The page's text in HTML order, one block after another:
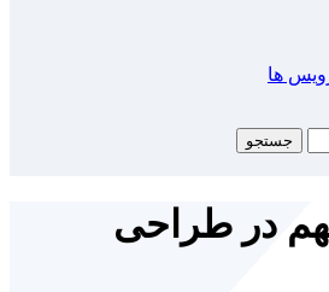
ها
در طراحی